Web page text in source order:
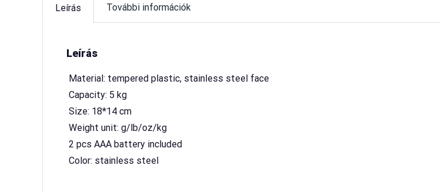
Leírás További információk
Leírás
 Material: tempered plastic, stainless steel face
 Capacity: 5 kg
 Size: 18*14 cm
 Weight unit: g/lb/oz/kg
 2 pcs AAA battery included
 Color: stainless steel